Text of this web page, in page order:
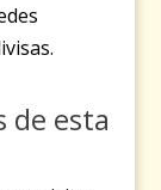
de esta